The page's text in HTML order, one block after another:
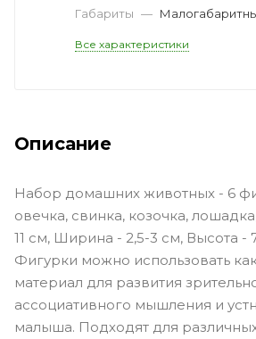
Габариты —
Все характеристики
Описание
Набор домашних животных - 6
овечка, свинка, козочка,
11 см, Ширина - 2,5-3 см, Высота -
Фигурки можно использовать
материал для развития
ассоциативного мышления и
малыша. Подходят для